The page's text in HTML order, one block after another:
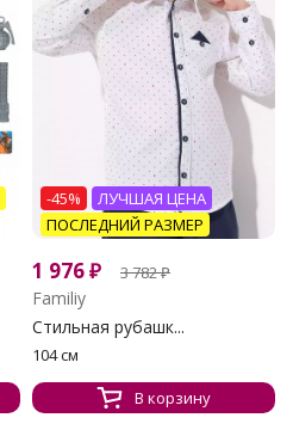
-45%
ЛУЧШАЯ ЦЕНА
ПОСЛЕДНИЙ РАЗМЕР
1 976₽ 3 782₽
Familiy
Стильная рубашк...
104 см
В корзину